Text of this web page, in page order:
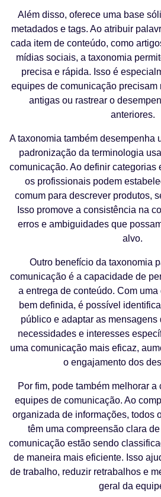
Além disso, oferece uma base
metadados e tags. Ao atribuir
cada item de conteúdo, como
mídias sociais, a taxonomia
precisa e rápida. Isso é
equipes de comunicação precisam
antigas ou rastrear o
anteriores.
A taxonomia também desempenha
padronização da terminologia
comunicação. Ao definir categorias
os profissionais podem
comum para descrever produtos,
Isso promove a consistência na
erros e ambiguidades que
alvo.
Outro benefício da taxonomia
comunicação é a capacidade de
a entrega de conteúdo. Com
bem definida, é possível
público e adaptar as mensagens
necessidades e interesses
uma comunicação mais eficaz,
o engajamento dos
Por fim, pode também melhorar
equipes de comunicação. Ao
organizada de informações, todos
têm uma compreensão clara
comunicação estão sendo
de maneira mais eficiente. Isso
de trabalho, reduzir retrabalhos e
geral da